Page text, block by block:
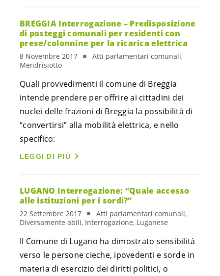
BREGGIA Interrogazione – Predisposizione
di posteggi comunali per residenti con
prese/colonnine per la ricarica elettrica
8 Novembre 2017
Atti parlamentari comunali,
Mendrisiotto
Quali provvedimenti il comune di Breggia
intende prendere per offrire ai cittadini dei
nuclei delle frazioni di Breggia la possibilità di
“convertirsi” alla mobilità elettrica, e nello
specifico:
LEGGI DI PIÙ
LUGANO Interrogazione: “Quale accesso
alle istituzioni per i sordi?”
22 Settembre 2017
Atti parlamentari comunali,
Diversamente abili, Interrogazione, Luganese
Il Comune di Lugano ha dimostrato sensibilità
verso le persone cieche, ipovedenti e sorde in
materia di esercizio dei diritti politici, o